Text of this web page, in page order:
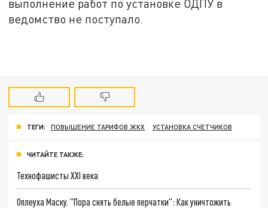
выполнение работ по установке ОДПУ в
ведомство не поступало.
ТЕГИ: ПОВЫШЕНИЕ ТАРИФОВ ЖКХ УСТАНОВКА СЧЕТЧИКОВ
ЧИТАЙТЕ ТАКЖЕ:
Технофашисты XXI века
Оплеуха Маску. "Пора снять белые перчатки": Как уничтожить